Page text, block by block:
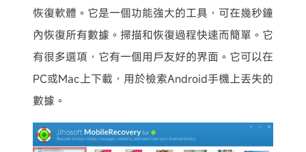
恢復軟體。它是一個功能強大的工具，可在幾秒鐘
內恢復所有數據。掃描和恢復過程快速而簡單。它
有很多選項，它有一個用戶友好的界面。它可以在
PC或Mac上下載，用於檢索Android手機上丟失的
數據。